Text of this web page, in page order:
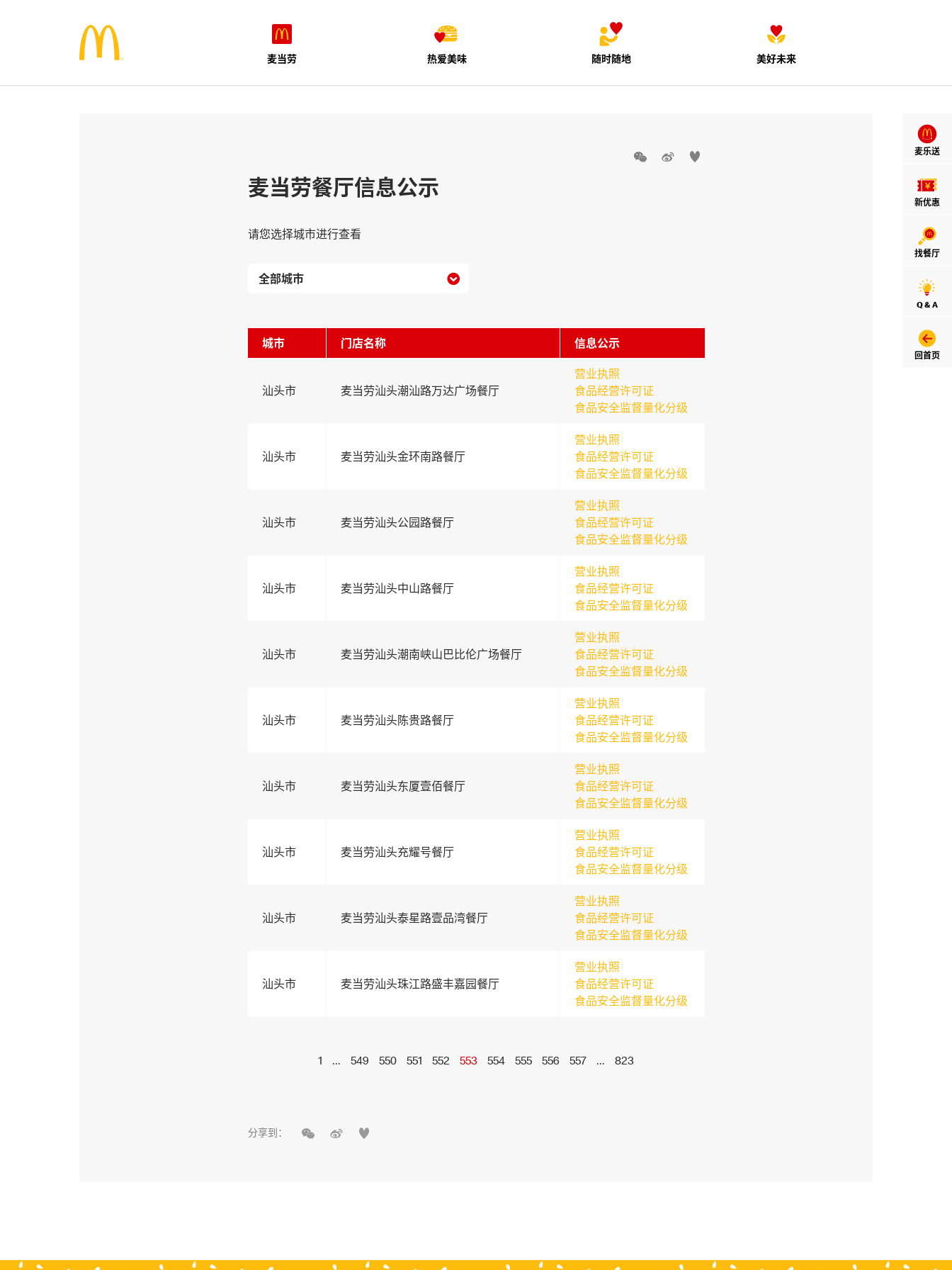
麦当劳 热爱美味 随时随地 美好未来
麦乐送
新优惠
找餐厅
Q & A
回首页
  
麦当劳餐厅信息公示
请您选择城市进行查看

城市 门店名称 信息公示
汕头市 麦当劳汕头潮汕路万达广场餐厅
营业执照
食品经营许可证
食品安全监督量化分级
汕头市 麦当劳汕头金环南路餐厅
营业执照
食品经营许可证
食品安全监督量化分级
汕头市 麦当劳汕头公园路餐厅
营业执照
食品经营许可证
食品安全监督量化分级
汕头市 麦当劳汕头中山路餐厅
营业执照
食品经营许可证
食品安全监督量化分级
汕头市 麦当劳汕头潮南峡山巴比伦广场餐厅
营业执照
食品经营许可证
食品安全监督量化分级
汕头市 麦当劳汕头陈贵路餐厅
营业执照
食品经营许可证
食品安全监督量化分级
汕头市 麦当劳汕头东厦壹佰餐厅
营业执照
食品经营许可证
食品安全监督量化分级
汕头市 麦当劳汕头充耀号餐厅
营业执照
食品经营许可证
食品安全监督量化分级
汕头市 麦当劳汕头泰星路壹品湾餐厅
营业执照
食品经营许可证
食品安全监督量化分级
汕头市 麦当劳汕头珠江路盛丰嘉园餐厅
营业执照
食品经营许可证
食品安全监督量化分级
1 ... 549 550 551 552 553 554 555 556 557 ... 823
分享到：   